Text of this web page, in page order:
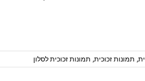
, תמונות זכוכית, תמונות זכוכית לסלון